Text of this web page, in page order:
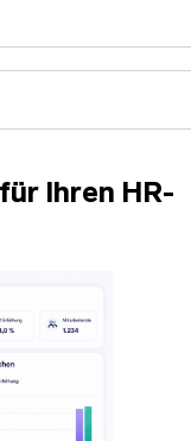
Ihren HR-